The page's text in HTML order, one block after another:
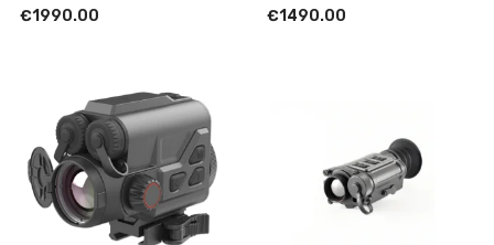
€1990.00 €1490.00